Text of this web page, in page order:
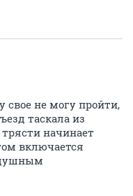
не могу пройти,
таскала из
начинает
включается